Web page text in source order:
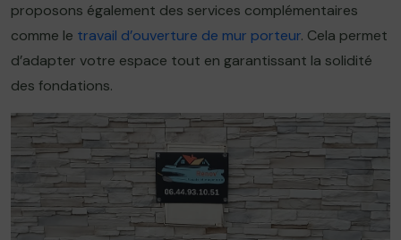
proposons également des services complémentaires
comme le travail d’ouverture de mur porteur. Cela permet
d’adapter votre espace tout en garantissant la solidité
des fondations.